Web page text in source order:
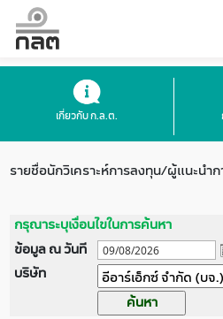
เกี่ยวกับ ก.ล.ต.
รายชื่อนักวิเคราะห์การลงทุน/ผู้แนะน
กรุณาระบุเงื่อนไขในการค้นหา
ข้อมูล ณ วันที
บริษัท